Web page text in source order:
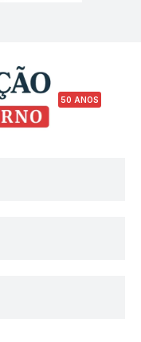
50 ANOS